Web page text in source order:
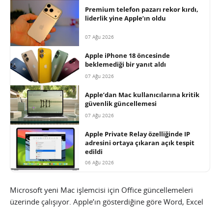
Premium telefon pazarı rekor kırdı,
liderlik yine Apple’ın oldu
07 Ağu 2026
Apple iPhone 18 öncesinde
beklemediği bir yanıt aldı
07 Ağu 2026
Apple’dan Mac kullanıcılarına kritik
güvenlik güncellemesi
07 Ağu 2026
Apple Private Relay özelliğinde IP
adresini ortaya çıkaran açık tespit
edildi
06 Ağu 2026
Microsoft yeni Mac işlemcisi için Office güncellemeleri
üzerinde çalışıyor. Apple’ın gösterdiğine göre Word, Excel